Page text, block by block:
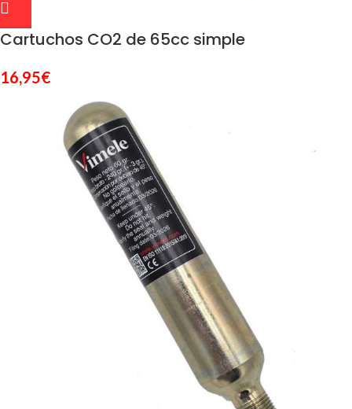
Cartuchos CO2 de 65cc simple
16,95€